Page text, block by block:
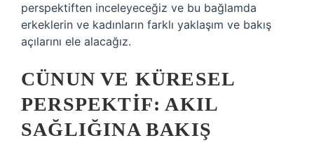
perspektiften inceleyeceğiz ve bu bağlamda
erkeklerin ve kadınların farklı yaklaşım ve bakış
açılarını ele alacağız.
CÜNUN VE KÜRESEL
PERSPEKTIF: AKIL
SAĞLIĞINA BAKIŞ